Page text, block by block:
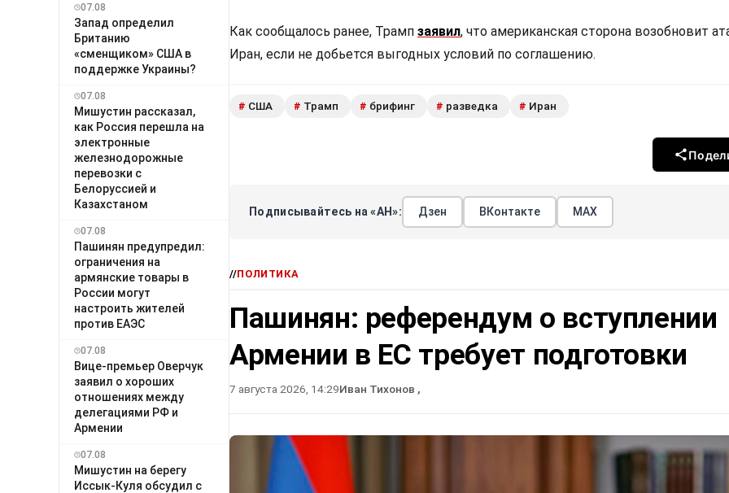
07.08
Запад определил
Британию
«сменщиком» США в
поддержке Украины?
07.08
Мишустин рассказал,
как Россия перешла на
электронные
железнодорожные
перевозки с
Белоруссией и
Казахстаном
07.08
Пашинян предупредил:
ограничения на
армянские товары в
России могут
настроить жителей
против ЕАЭС
07.08
Вице-премьер Оверчук
заявил о хороших
отношениях между
делегациями РФ и
Армении
07.08
Мишустин на берегу
Иссык-Куля обсудил с
Как сообщалось ранее, Трамп заявил, что американская сторона возобновит
Иран, если не добьется выгодных условий по соглашению.
# США # Трамп # брифинг # разведка # Иран
Подписывайтесь на «АН»: Дзен ВКонтакте МАХ
//ПОЛИТИКА
Пашинян: референдум о вступлении
Армении в ЕС требует подготовки
7 августа 2026, 14:29Иван Тихонов ,